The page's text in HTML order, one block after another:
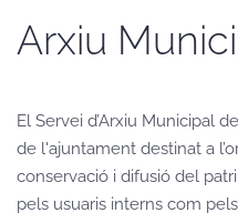
Arxiu
El Servei d’Arxiu Municipal
de l'ajuntament destinat a
conservació i difusió del
pels usuaris interns com